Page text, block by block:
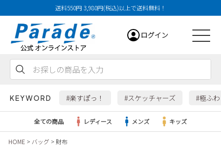
送料550円 3,980円(税込)以上で送料無料！
ログイン
KEYWORD #楽すぽっ！ #スケッチャーズ #極ふ
全ての商品 レディース メンズ キッズ
HOME バッグ 財布